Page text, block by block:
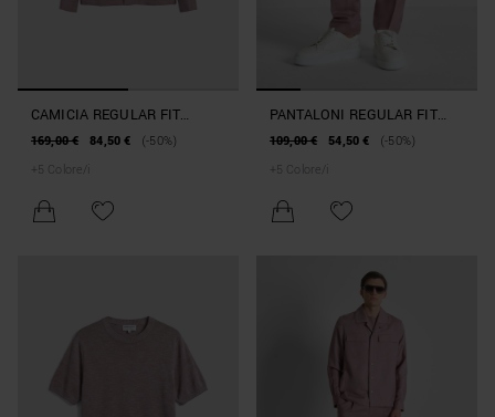
CAMICIA REGULAR FIT
"ANTIGUA" IN MISTO LINO E
169,00 € 84,50 €
(-50%)
+ 5 Colore/i
PANTALONI REGULAR FIT
"NEIL" IN MISTO LINO SLUB
109,00 € 54,50 €
(-50%)
+ 5 Colore/i